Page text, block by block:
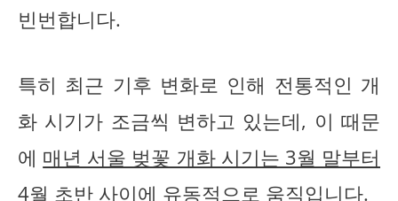
빈번합니다.
특히 최근 기후 변화로 인해 전통적인 개
화 시기가 조금씩 변하고 있는데, 이 때문
에 매년 서울 벚꽃 개화 시기는 3월 말부터
4월 초반 사이에 유동적으로 움직입니다.